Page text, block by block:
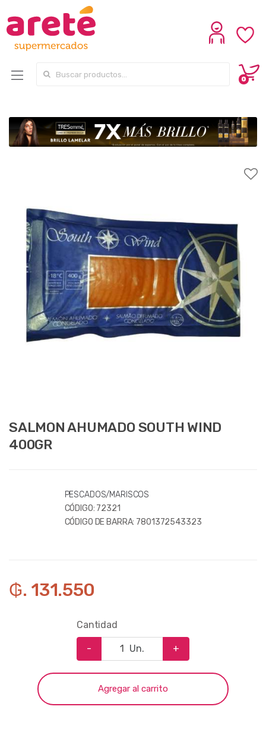
Search for:
0
SALMON AHUMADO SOUTH WIND
400GR
PESCADOS/MARISCOS
CÓDIGO: 72321
CÓDIGO DE BARRA: 7801372543323
₲. 131.550
Cantidad
- Un. +
Agregar al carrito